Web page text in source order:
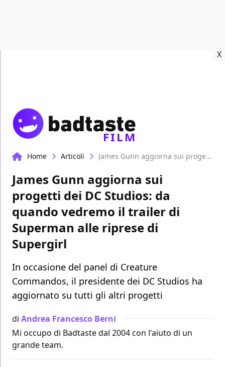
X
FILM
Home Articoli James Gunn aggiorna sui progetti dei DC Studios: da quando vedremo il trailer di Superman alle riprese di Supergirl
James Gunn aggiorna sui
progetti dei DC Studios: da
quando vedremo il trailer di
Superman alle riprese di
Supergirl
In occasione del panel di Creature
Commandos, il presidente dei DC Studios ha
aggiornato su tutti gli altri progetti
di Andrea Francesco Berni
Mi occupo di Badtaste dal 2004 con l'aiuto di un
grande team.